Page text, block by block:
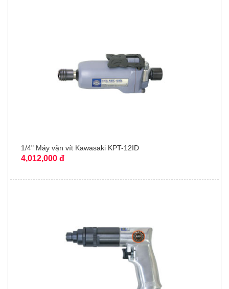
1/4" Máy vặn vít Kawasaki KPT-12ID
4,012,000 đ